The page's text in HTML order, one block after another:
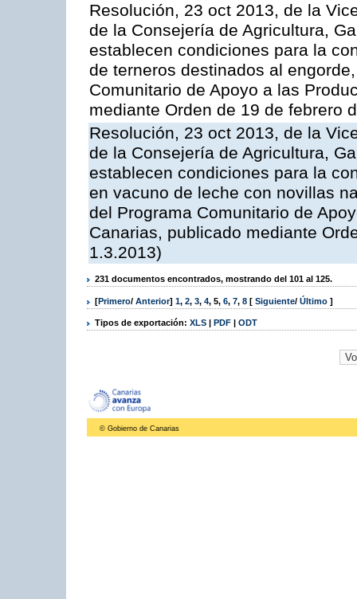
Resolución, 23 oct 2013, de la
de la Consejería de Agricultura,
establecen condiciones para la
de terneros destinados al
Comunitario de Apoyo a las
mediante Orden de 19 de febrero
Resolución, 23 oct 2013, de la
de la Consejería de Agricultura,
establecen condiciones para la
en vacuno de leche con novillas
del Programa Comunitario de
Canarias, publicado mediante
1.3.2013)
231 documentos encontrados, mostrando del 101 al 125.
[Primero/ Anterior] 1, 2, 3, 4, 5, 6, 7, 8 [ Siguiente/ Último ]
Tipos de exportación: XLS | PDF | ODT
© Gobierno de Canarias